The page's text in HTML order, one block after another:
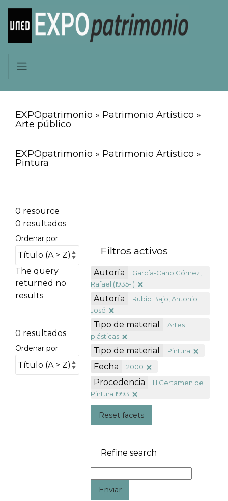
EXPOpatrimonio » Patrimonio Artístico »
Arte público
EXPOpatrimonio » Patrimonio Artístico »
Pintura
0 resource
0 resultados
Ordenar por
The query
returned no
results
0 resultados
Ordenar por
Filtros activos
Autoría
García-Cano Gómez,
Rafael (1935- )
Autoría
Rubio Bajo, Antonio
José
Tipo de material
Artes
plásticas
Tipo de material Pintura
Fecha 2000
Procedencia
III Certamen de
Pintura 1993
Reset facets
Refine search
Enviar